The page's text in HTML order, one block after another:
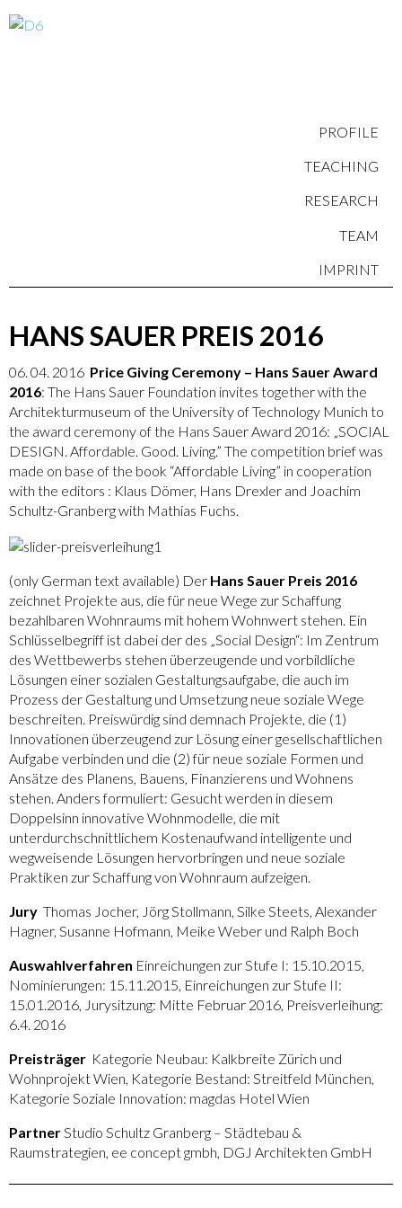
PROFILE
TEACHING
RESEARCH
TEAM
IMPRINT
HANS SAUER PREIS 2016
06. 04. 2016 Price Giving Ceremony – Hans Sauer Award
2016: The Hans Sauer Foundation invites together with the
Architekturmuseum of the University of Technology Munich to
the award ceremony of the Hans Sauer Award 2016: „SOCIAL
DESIGN. Affordable. Good. Living.” The competition brief was
made on base of the book “Affordable Living” in cooperation
with the editors : Klaus Dömer, Hans Drexler and Joachim
Schultz-Granberg with Mathias Fuchs.
(only German text available) Der Hans Sauer Preis 2016
zeichnet Projekte aus, die für neue Wege zur Schaffung
bezahlbaren Wohnraums mit hohem Wohnwert stehen. Ein
Schlüsselbegriff ist dabei der des „Social Design“: Im Zentrum
des Wettbewerbs stehen überzeugende und vorbildliche
Lösungen einer sozialen Gestaltungsaufgabe, die auch im
Prozess der Gestaltung und Umsetzung neue soziale Wege
beschreiten. Preiswürdig sind demnach Projekte, die (1)
Innovationen überzeugend zur Lösung einer gesellschaftlichen
Aufgabe verbinden und die (2) für neue soziale Formen und
Ansätze des Planens, Bauens, Finanzierens und Wohnens
stehen. Anders formuliert: Gesucht werden in diesem
Doppelsinn innovative Wohnmodelle, die mit
unterdurchschnittlichem Kostenaufwand intelligente und
wegweisende Lösungen hervorbringen und neue soziale
Praktiken zur Schaffung von Wohnraum aufzeigen.
Jury Thomas Jocher, Jörg Stollmann, Silke Steets, Alexander
Hagner, Susanne Hofmann, Meike Weber und Ralph Boch
Auswahlverfahren Einreichungen zur Stufe I: 15.10.2015,
Nominierungen: 15.11.2015, Einreichungen zur Stufe II:
15.01.2016, Jurysitzung: Mitte Februar 2016, Preisverleihung:
6.4. 2016
Preisträger Kategorie Neubau: Kalkbreite Zürich und
Wohnprojekt Wien, Kategorie Bestand: Streitfeld München,
Kategorie Soziale Innovation: magdas Hotel Wien
PartnerStudio Schultz Granberg – Städtebau &
Raumstrategien, ee concept gmbh, DGJ Architekten GmbH